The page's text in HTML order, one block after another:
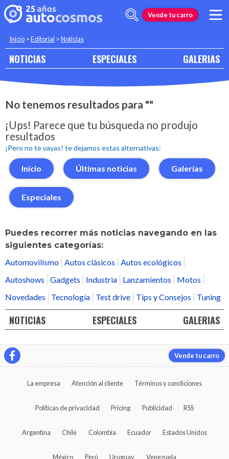
Vende tu carro
Inicio >Editorial >Noticias
NOTICIAS ESPECIALES GALERIAS
No tenemos resultados para ""
¡Ups! Parece que tu búsqueda no produjo
resultados
¡Pero no te vayas! te dejamos estas alternativas:
Inicio Últimas noticias Galerías
Especiales
Puedes recorrer más noticias navegando en las
siguientes categorías:
Automovilismo Autos clásicos
Autos ecológicos
Autoshows
Gadgets Industria Lanzamientos
Motos
Novedades
Tecnología Test drive Tips y Consejos Tuning
NOTICIAS ESPECIALES GALERIAS
Vende tu carro
La empresa Atención al cliente Términos y condiciones
Políticas de privacidad Pricing Publicidad RSS
Argentina Chile Colombia Ecuador Estados Unidos
México Perú Uruguay Venezuela